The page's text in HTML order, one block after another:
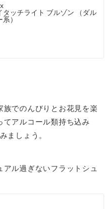
タッチライト ブルゾン （ダル
）
族でのんびりとお花見を楽
てアルコール類持ち込み
ましょう。
ル過ぎないフラットシュ